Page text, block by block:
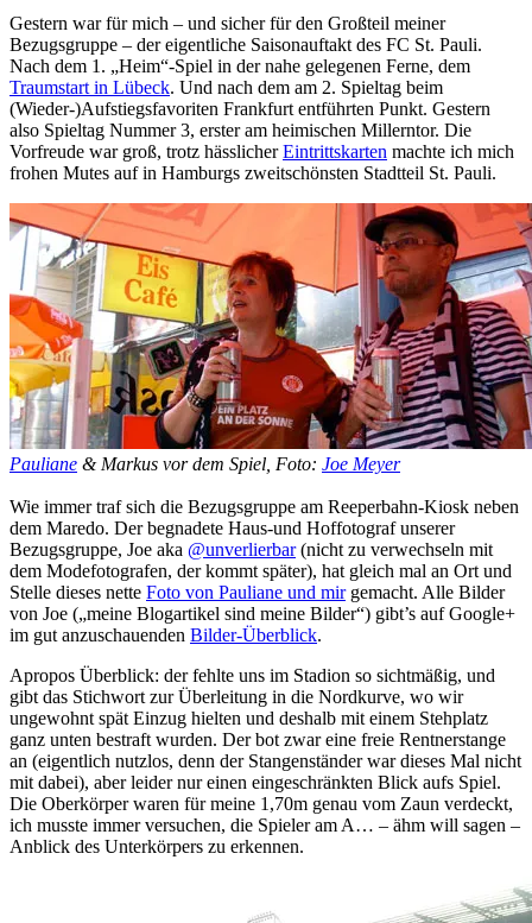
Gestern war für mich – und sicher für den Großteil meiner
Bezugsgruppe – der eigentliche Saisonauftakt des FC St. Pauli.
Nach dem 1. „Heim“-Spiel in der nahe gelegenen Ferne, dem
Traumstart in Lübeck. Und nach dem am 2. Spieltag beim
(Wieder-)Aufstiegsfavoriten Frankfurt entführten Punkt. Gestern
also Spieltag Nummer 3, erster am heimischen Millerntor. Die
Vorfreude war groß, trotz hässlicherEintrittskarten machte ich mich
frohen Mutes auf in Hamburgs zweitschönsten Stadtteil St. Pauli.
Pauliane & Markus vor dem Spiel, Foto: Joe Meyer
Wie immer traf sich die Bezugsgruppe am Reeperbahn-Kiosk neben
dem Maredo. Der begnadete Haus-und Hoffotograf unserer
Bezugsgruppe, Joe aka @unverlierbar(nicht zu verwechseln mit
dem Modefotografen, der kommt später), hat gleich mal an Ort und
Stelle dieses nette Foto von Pauliane und mirgemacht. Alle Bilder
von Joe („meine Blogartikel sind meine Bilder“) gibt’s auf Google+
im gut anzuschauenden Bilder-Überblick.
Apropos Überblick: der fehlte uns im Stadion so sichtmäßig, und
gibt das Stichwort zur Überleitung in die Nordkurve, wo wir
ungewohnt spät Einzug hielten und deshalb mit einem Stehplatz
ganz unten bestraft wurden. Der bot zwar eine freie Rentnerstange
an (eigentlich nutzlos, denn der Stangenständer war dieses Mal nicht
mit dabei), aber leider nur einen eingeschränkten Blick aufs Spiel.
Die Oberkörper waren für meine 1,70m genau vom Zaun verdeckt,
ich musste immer versuchen, die Spieler am A… – ähm will sagen –
Anblick des Unterkörpers zu erkennen.